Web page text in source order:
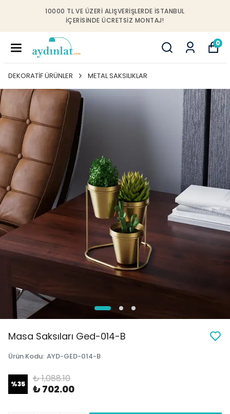
10000 TL VE ÜZERI ALIŞVERIŞLERDE İSTANBUL
IÇERISINDE ÜCRETSIZ MONTAJ!
0
DEKORATİF ÜRÜNLER METAL SAKSILIKLAR
Masa Saksıları Ged-014-B
Ürün Kodu: AYD-GED-014-B
%35 ₺ 1,088.10
₺ 702.00